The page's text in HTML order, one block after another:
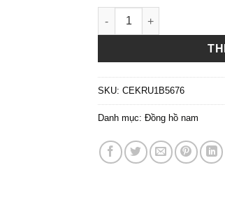
A - ( GIÁ TỐT ) Citizen
SKU:CEKRU1B5676
Danh mục:Đồng hồ nam